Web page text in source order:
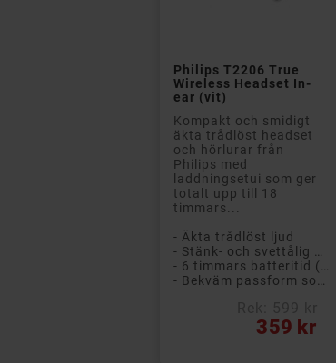
Philips T2206 True
Wireless Headset In-
ear (vit)
Kompakt och smidigt
äkta trådlöst headset
och hörlurar från
Philips med
laddningsetui som ger
totalt upp till 18
timmars...
- Äkta trådlöst ljud
359 kr